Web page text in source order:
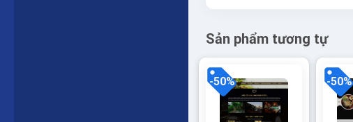
Sản phẩm tương tự
-50% -50%